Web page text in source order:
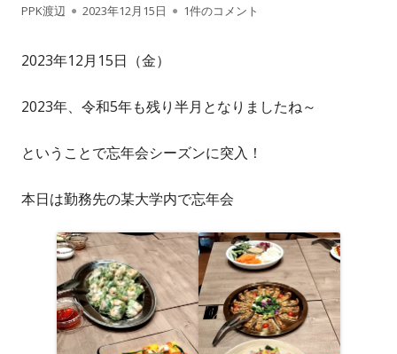
作
PPK渡辺
公
2023年12月15日 【PPK日記】#974「忘年会2023第一弾」
1件のコメント
2023年12月15日（金）
2023年、令和5年も残り半月となりましたね～
ということで忘年会シーズンに突入！
本日は勤務先の某大学内で忘年会